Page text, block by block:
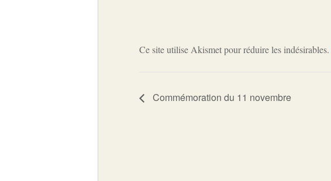
Ce site utilise Akismet pour réduire les indésirables.
Commémoration du 11 novembre